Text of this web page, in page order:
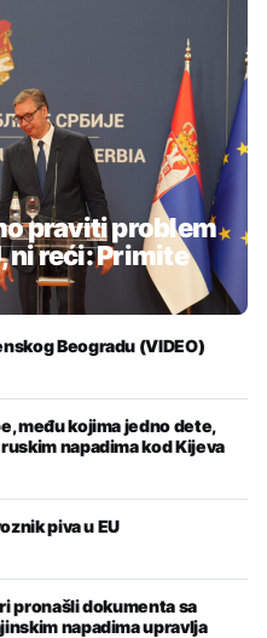
praviti problem
ni reći: Primite
Beogradu (VIDEO)
među kojima jedno dete,
napadima kod Kijeva
piva u EU
pronašli dokumenta sa
napadima upravlja